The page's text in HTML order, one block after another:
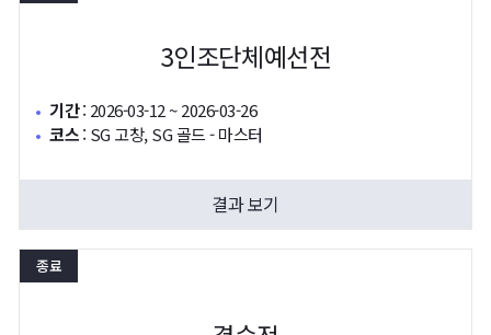
3인조단체예선전
기간: 2026-03-12 ~ 2026-03-26
코스: SG 고창, SG 골드 - 마스터
결과 보기
종료